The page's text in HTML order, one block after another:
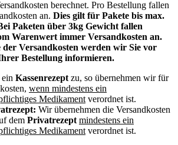
berechnet. Pro Bestellung fallen
an. Dies gilt für Pakete bis max.
Paketen über 3kg Gewicht fallen
Warenwert immer Versandkosten an.
der Versandkosten werden wir Sie vor
Bestellung informieren.
ein Kassenrezeptzu, so übernehmen wir für
wenn mindestens ein
Medikamentverordnet ist.
Wir übernehmen die Versandkosten
dem Privatrezept mindestens ein
Medikamentverordnet ist.